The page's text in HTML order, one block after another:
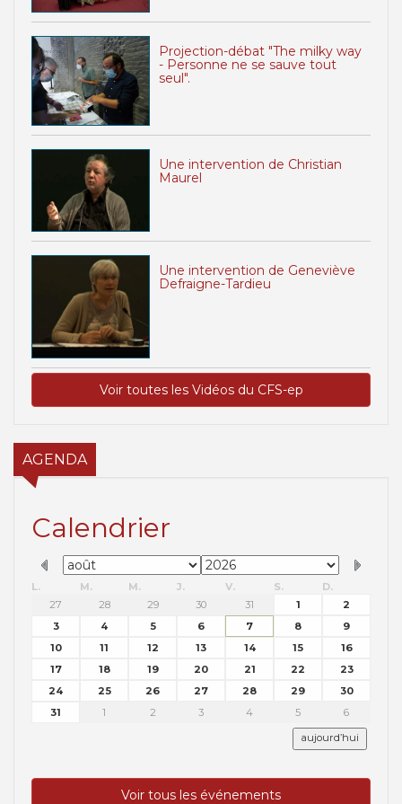
Projection-débat "The milky way
- Personne ne se sauve tout
seul".
Une intervention de Christian
Maurel
Une intervention de Geneviève
Defraigne-Tardieu
Voir toutes les Vidéos du CFS-ep
AGENDA
Calendrier
L. M. M. J. V. S.
D.
27
28 29 30 31 1
2
3
4 5 6 7 8
9
10
11 12 13 14 15
16
17
18 19 20 21 22
23
24
25 26 27 28 29
30
31
1 2 3 4 5 6
aujourd’hui
Voir tous les événements